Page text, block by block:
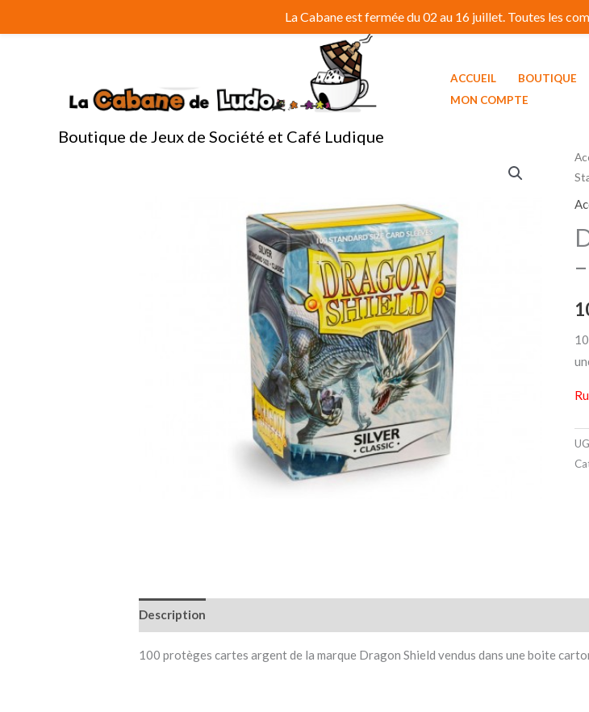
au
Boutique de Jeux de Société et Café Ludique
ACCUEIL BOUTIQUE
MON COMPTE
Description
100 protèges cartes argent de la marque Dragon Shield vendus dans une boite
La Cabane est fermée du 02 au 16 juillet. Toutes les